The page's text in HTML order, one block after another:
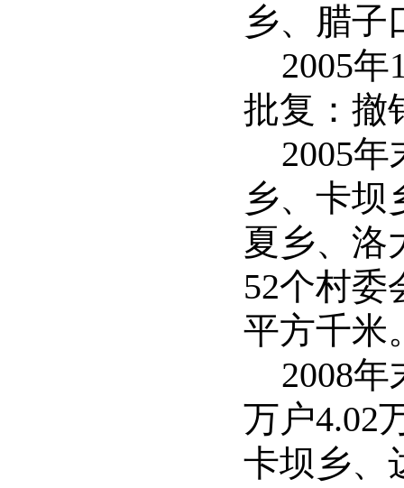
乡、腊子
2005
批复：撤
2005
乡、卡坝
夏乡、洛
52个村委
平方千米
2008
万户4.02
卡坝乡、